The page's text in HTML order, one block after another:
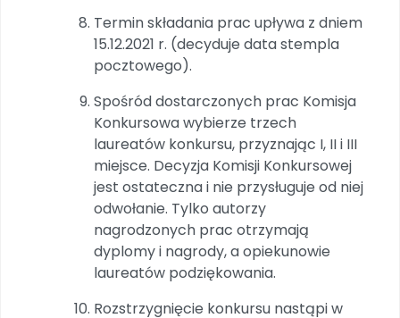
Termin składania prac upływa z dniem
15.12.2021 r. (decyduje data stempla
pocztowego).
Spośród dostarczonych prac Komisja
Konkursowa wybierze trzech
laureatów konkursu, przyznając I, II i III
miejsce. Decyzja Komisji Konkursowej
jest ostateczna i nie przysługuje od niej
odwołanie. Tylko autorzy
nagrodzonych prac otrzymają
dyplomy i nagrody, a opiekunowie
laureatów podziękowania.
Rozstrzygnięcie konkursu nastąpi w